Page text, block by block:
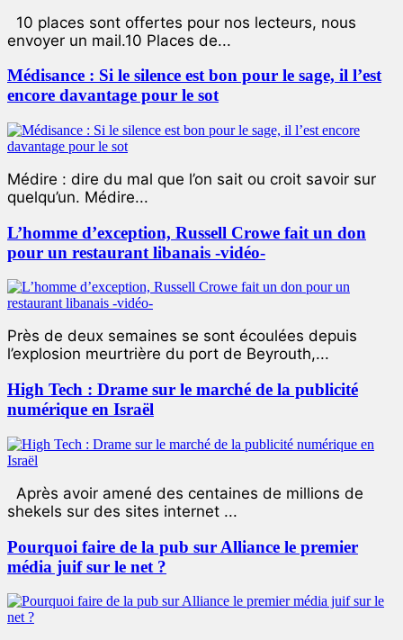
10 places sont offertes pour nos lecteurs, nous
envoyer un mail.10 Places de...
Médisance : Si le silence est bon pour le sage, il l’est
encore davantage pour le sot
Médire : dire du mal que l’on sait ou croit savoir sur
quelqu’un. Médire...
L’homme d’exception, Russell Crowe fait un don
pour un restaurant libanais -vidéo-
Près de deux semaines se sont écoulées depuis
l’explosion meurtrière du port de Beyrouth,...
High Tech : Drame sur le marché de la publicité
numérique en Israël
Après avoir amené des centaines de millions de
shekels sur des sites internet ...
Pourquoi faire de la pub sur Alliance le premier
média juif sur le net ?